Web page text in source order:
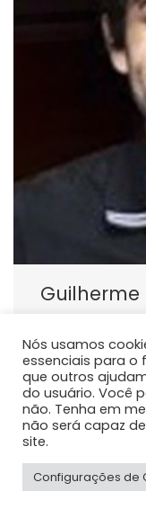
Guilherme
Atualmente atua
graduação em
Centro Oeste -
disciplinas de
Nós usamos
essenciais para o
que outros
do usuário. Você
não. Tenha em
não será capaz
site.
Configurações de